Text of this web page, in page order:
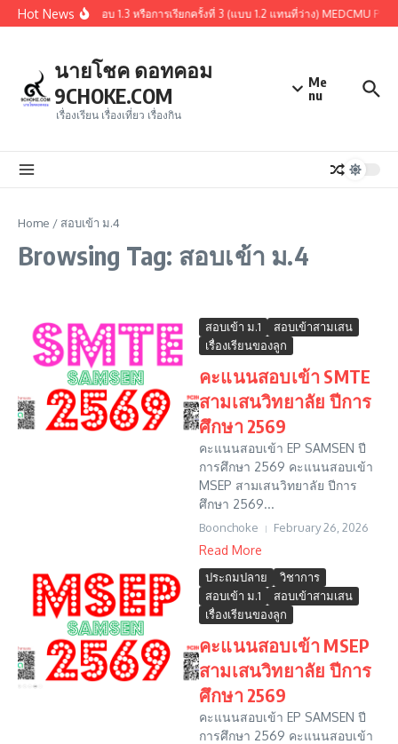
Skip to content
Hot News
ปผู้ผ่านการคัดเลือกรอบ 1.3 หรือการเรียกครั้งที่ 3 (แบบ 1.2 แทนที่ว่าง) MEDCMU
นายโชค ดอทคอม
9CHOKE.COM
เรื่องเรียน เรื่องเที่ยว เรื่องกิน
Me
nu
Home / สอบเข้า ม.4
Browsing Tag: สอบเข้า ม.4
สอบเข้า ม.1
สอบเข้าสามเสน
เรื่องเรียนของลูก
คะแนนสอบเข้า SMTE
สามเสนวิทยาลัย ปีการ
ศึกษา 2569
คะแนนสอบเข้า EP SAMSEN ปี
การศึกษา 2569 คะแนนสอบเข้า
MSEP สามเสนวิทยาลัย ปีการ
ศึกษา 2569...
Boonchoke February 26, 2026
Read More
ประถมปลาย
วิชาการ
สอบเข้า ม.1
สอบเข้าสามเสน
เรื่องเรียนของลูก
คะแนนสอบเข้า MSEP
สามเสนวิทยาลัย ปีการ
ศึกษา 2569
คะแนนสอบเข้า EP SAMSEN ปี
การศึกษา 2569 คะแนนสอบเข้า